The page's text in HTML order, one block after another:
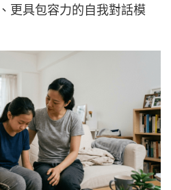
更具包容力的自我對話模